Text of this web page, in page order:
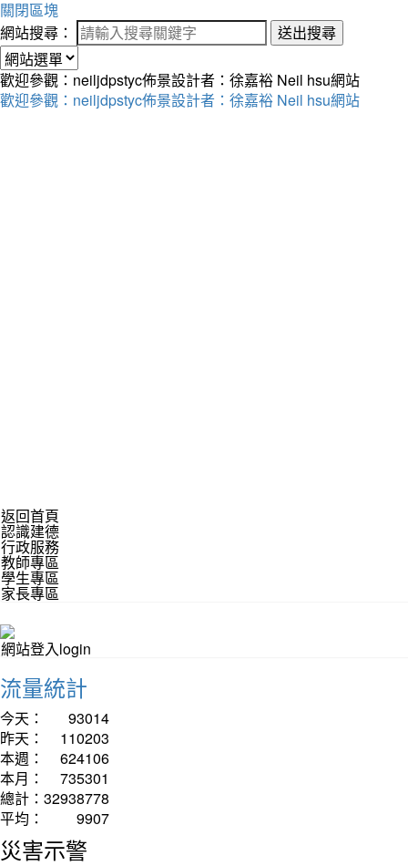
關閉區塊
網站搜尋：
送出搜尋
歡迎參觀：neiljdpstyc佈景設計者：徐嘉裕 Neil hsu網站
歡迎參觀：neiljdpstyc佈景設計者：徐嘉裕 Neil hsu網站
返回首頁
認識建德
行政服務
教師專區
學生專區
家長專區
網站登入login
流量統計
今天：
93014
昨天：
110203
本週：
624106
本月：
735301
總計： 32938778
平均：
9907
災害示警